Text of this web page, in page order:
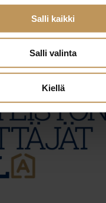
Salli kaikki
Salli valinta
Kiellä